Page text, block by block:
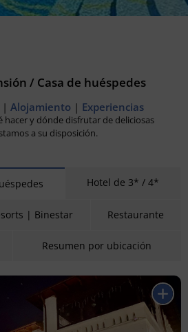
/ Casa de huéspedes
| Alojamiento | Experiencias
hacer y dónde disfrutar de deliciosas
a su disposición.
Hotel de 3* / 4*
| Binestar Restaurante
Resumen por ubicación